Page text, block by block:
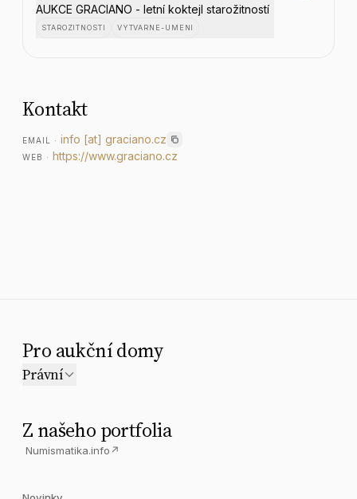
AUKCE GRACIANO - letní koktejl starožitností
STAROZITNOSTI VYTVARNE-UMENI
Kontakt
EMAIL · info [at] graciano.cz
WEB · https://www.graciano.cz
Pro aukční domy
Právní
Z našeho portfolia
Numismatika.info ↗